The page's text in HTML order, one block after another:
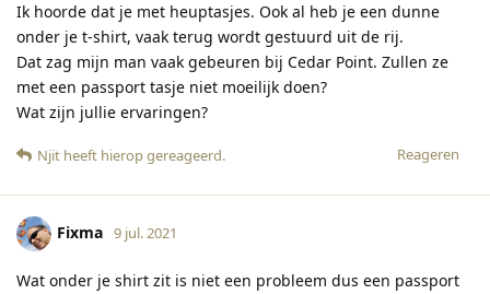
Ik hoorde dat je met heuptasjes. Ook al heb je een dunne
onder je t-shirt, vaak terug wordt gestuurd uit de rij.
Dat zag mijn man vaak gebeuren bij Cedar Point. Zullen ze
met een passport tasje niet moeilijk doen?
Wat zijn jullie ervaringen?
Reageren
Njit heeft hierop gereageerd.
Fixma 9 jul. 2021
Wat onder je shirt zit is niet een probleem dus een passport